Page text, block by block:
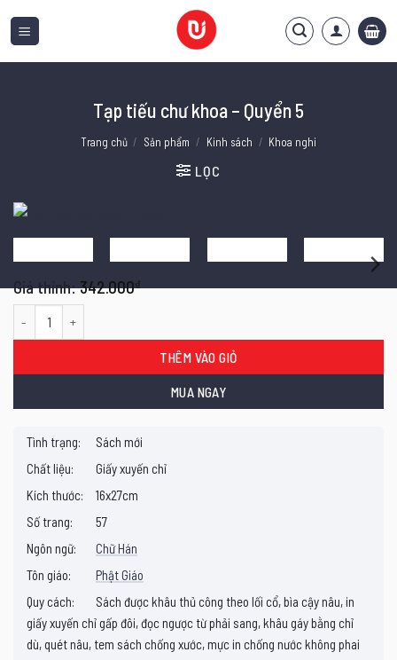
qua
Tạp tiếu chư khoa – Quyển 5
Trang chủ / Sản phẩm / Kinh sách / Khoa nghi
LỌC
342.000₫
THÊM VÀO GIỎ
MUA NGAY
Tình trạng:
Sách mới
Chất liệu:
Giấy xuyến chỉ
Kích thước:
16x27cm
Số trang:
57
Ngôn ngữ:
Chữ Hán
Tôn giáo:
Phật Giáo
Quy cách:
Sách được khâu thủ công theo lối cổ, bìa cậy nâu, in
giấy xuyến chỉ gấp đôi, đọc ngược từ phải sang, khâu gáy bằng chỉ
dù, quét nâu, tem sách chống xước, mực in chống nước không phai